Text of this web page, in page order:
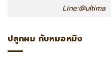
Line:@ultima
ปลูกผม กับหมอหมิง